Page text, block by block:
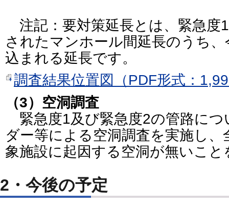
注記：要対策延長とは、緊急度
されたマンホール間延長のうち
込まれる延長です。
調査結果位置図（PDF形式：
（3）空洞調査
緊急度1及び緊急度2の管路につ
ダー等による空洞調査を実施し、
象施設に起因する空洞が無いこ
2・今後の予定